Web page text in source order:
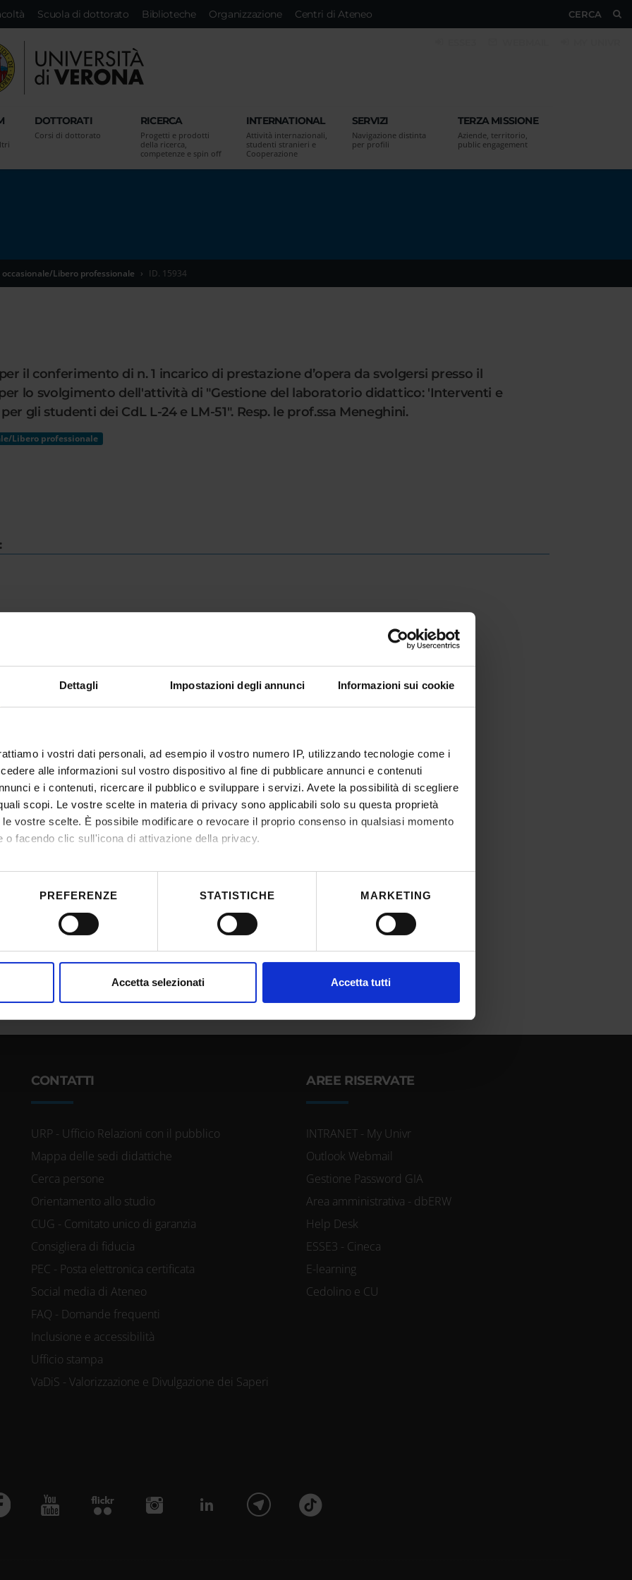
Dettagli Impostazioni degli annunci Informazioni sui cookie
i vostri dati personali, ad esempio il vostro numero IP, utilizzando tecnologie come i
alle informazioni sul vostro dispositivo al fine di pubblicare annunci e contenuti
e i contenuti, ricercare il pubblico e sviluppare i servizi. Avete la possibilità di scegliere
scopi. Le vostre scelte in materia di privacy sono applicabili solo su questa proprietà
vostre scelte. È possibile modificare o revocare il proprio consenso in qualsiasi momento
o facendo clic sull'icona di attivazione della privacy.
anche:
tua posizione geografica, con un'approssimazione di qualche metro,
elaborati i tuoi dati personali e imposta le tue preferenze nella
sezione dettagli . Puoi
contenuti ed annunci, per fornire funzionalità dei social media e per analizzare il
PREFERENZE STATISTICHE MARKETING
Accetta selezionati Accetta tutti
CERCA
Scuola di dottorato Biblioteche Organizzazione Centri di Ateneo
DOTTORATI
Corsi di dottorato
RICERCA
Progetti e prodotti
della ricerca,
competenze e spin off
INTERNATIONAL
Attività internazionali,
studenti stranieri e
Cooperazione
SERVIZI
Navigazione distinta
per profili
TERZA MISSIONE
Aziende, territorio,
public engagement
Libero professionale ID. 15934
il conferimento di n. 1 incarico di prestazione d’opera da svolgersi presso il
per lo svolgimento dell'attività di "Gestione del laboratorio didattico: 'Interventi e
gli studenti dei CdL L-24 e LM-51". Resp. le prof.ssa Meneghini.
Libero professionale
CONTATTI
URP - Ufficio Relazioni con il pubblico
Mappa delle sedi didattiche
Cerca persone
Orientamento allo studio
CUG - Comitato unico di garanzia
Consigliera di fiducia
PEC - Posta elettronica certificata
Social media di Ateneo
FAQ - Domande frequenti
Inclusione e accessibilità
Ufficio stampa
VaDiS - Valorizzazione e Divulgazione dei Saperi
AREE RISERVATE
INTRANET - My Univr
Outlook Webmail
Gestione Password GIA
Area amministrativa - dbERW
Help Desk
ESSE3 - Cineca
E-learning
Cedolino e CU